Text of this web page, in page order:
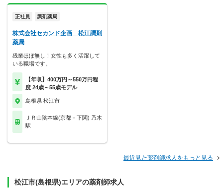
正社員 調剤薬局
株式会社セカンド企画 松江調剤
薬局
残業ほぼ無し！女性も多く活躍して
いる職場です。
【年収】400万円～550万円程
度 24歳～55歳モデル
島根県 松江市
ＪＲ山陰本線(京都－下関) 乃木
駅
最近見た薬剤師求人をもっと見る
松江市(島根県)エリアの薬剤師求人